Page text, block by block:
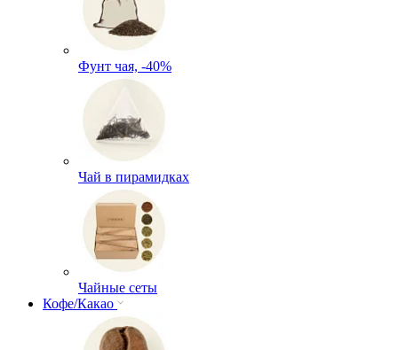
Фунт чая, -40%
Чай в пирамидках
Чайные сеты
Кофе/Какао